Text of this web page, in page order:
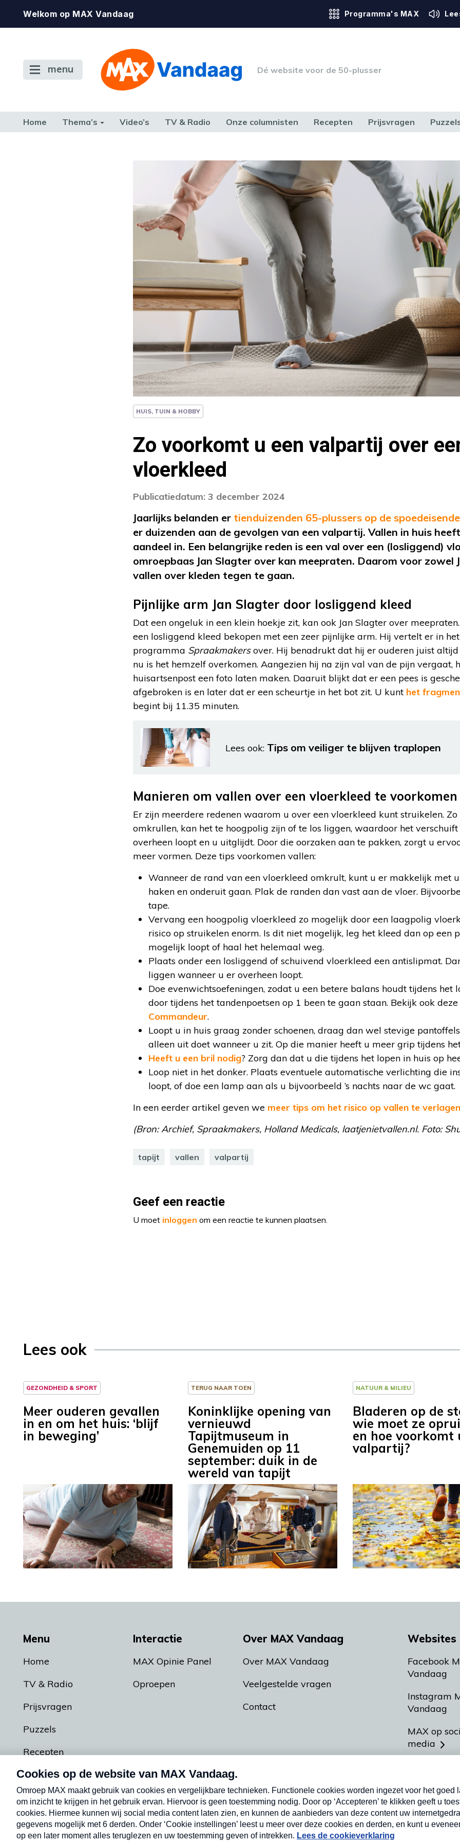
Welkom op MAX Vandaag Programma's MAX
menu Dé website voor de 50-plusser
Home Thema’s Video’s TV & Radio Onze columnisten Recepten Prijsvragen
HUIS, TUIN & HOBBY
Zo voorkomt u een valpartij over
vloerkleed
Publicatiedatum: 3 december 2024
Jaarlijks belanden er tienduizenden 65-plussers op de
er duizenden aan de gevolgen van een valpartij. Vallen in huis
aandeel in. Een belangrijke reden is een val over een (losliggend)
omroepbaas Jan Slagter over kan meepraten. Daarom voor zowel
vallen over kleden tegen te gaan.
Pijnlijke arm Jan Slagter door losliggend kleed
Dat een ongeluk in een klein hoekje zit, kan ook Jan Slagter over
een losliggend kleed bekopen met een zeer pijnlijke arm. Hij vertelt er in
programma Spraakmakersover. Hij benadrukt dat hij er ouderen juist
nu is het hemzelf overkomen. Aangezien hij na zijn val van de pijn vergaat,
huisartsenpost een foto laten maken. Daaruit blijkt dat er een pees is
afgebroken is en later dat er een scheurtje in het bot zit. U kunt het
begint bij 11.35 minuten.
Lees ook: Tips om veiliger te blijven traplopen
Manieren om vallen over een vloerkleed te voorkomen
Er zijn meerdere redenen waarom u over een vloerkleed kunt struikelen.
omkrullen, kan het te hoogpolig zijn of te los liggen, waardoor het
overheen loopt en u uitglijdt. Door die oorzaken aan te pakken, zorgt u
meer vormen. Deze tips voorkomen vallen:
Wanneer de rand van een vloerkleed omkrult, kunt u er makkelijk met
haken en onderuit gaan. Plak de randen dan vast aan de vloer.
tape.
Vervang een hoogpolig vloerkleed zo mogelijk door een laagpolig
risico op struikelen enorm. Is dit niet mogelijk, leg het kleed dan op een
mogelijk loopt of haal het helemaal weg.
Plaats onder een losliggend of schuivend vloerkleed een antislipmat.
liggen wanneer u er overheen loopt.
Doe evenwichtsoefeningen, zodat u een betere balans houdt tijdens het
door tijdens het tandenpoetsen op 1 been te gaan staan. Bekijk ook deze
Commandeur.
Loopt u in huis graag zonder schoenen, draag dan wel stevige
alleen uit doet wanneer u zit. Op die manier heeft u meer grip tijdens
Heeft u een bril nodig? Zorg dan dat u die tijdens het lopen in huis op
Loop niet in het donker. Plaats eventuele automatische verlichting die
loopt, of doe een lamp aan als u bijvoorbeeld ’s nachts naar de wc gaat.
In een eerder artikel geven we meer tips om het risico op vallen te verlagen
(Bron: Archief, Spraakmakers, Holland Medicals, laatjenietvallen.nl. Foto:
tapijt vallen valpartij
Geef een reactie
U moet inloggen om een reactie te kunnen plaatsen.
Lees ook
GEZONDHEID & SPORT
Meer ouderen gevallen
in en om het huis: ‘blijf
in beweging’
TERUG NAAR TOEN
Koninklijke opening van
vernieuwd
Tapijtmuseum in
Genemuiden op 11
september: duik in de
wereld van tapijt
NATUUR & MILIEU
Bladeren op de
wie moet ze
en hoe voorkomt
valpartij?
Menu
Home
TV & Radio
Prijsvragen
Puzzels
Recepten
Podcasts
Interactie
MAX Opinie Panel
Oproepen
Over MAX Vandaag
Over MAX Vandaag
Veelgestelde vragen
Contact
Websites
Facebook
Vandaag
Instagram
Vandaag
MAX op
media
Meldpunt
Heel